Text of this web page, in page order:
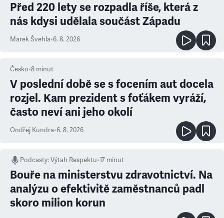
Před 220 lety se rozpadla říše, která z
nás kdysi udělala součást Západu
Marek Švehla•6. 8. 2026
Česko•8 minut
V poslední době se s focením aut docela
rozjel. Kam prezident s foťákem vyráží,
často neví ani jeho okolí
Ondřej Kundra•6. 8. 2026
Podcasty:Výtah Respektu•17 minut
Bouře na ministerstvu zdravotnictví. Na
analýzu o efektivitě zaměstnanců padl
skoro milion korun